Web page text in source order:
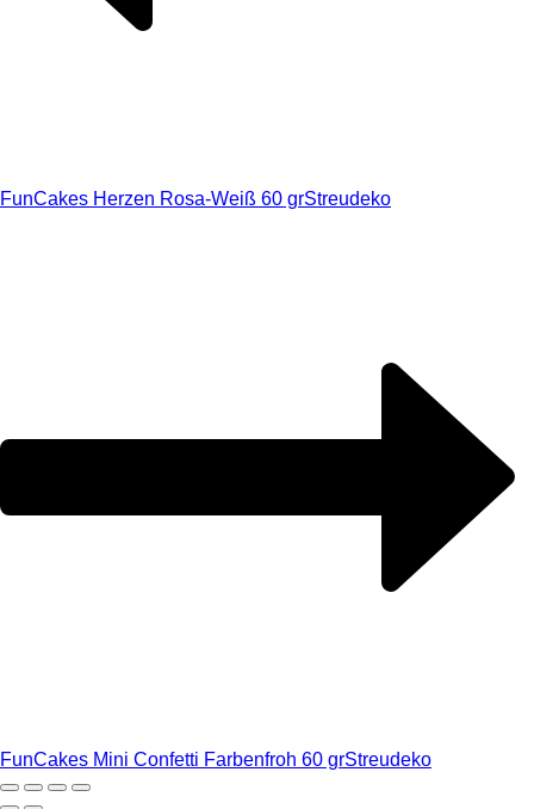
FunCakes Herzen Rosa-Weiß 60 grStreudeko
FunCakes Mini Confetti Farbenfroh 60 grStreudeko